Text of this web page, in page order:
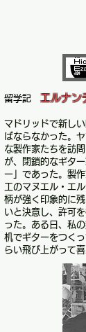
留学記 エルナン
マドリッドで新し
ばならなかった。
な製作家たちを訪
が、閉鎖的なギタ
ー」であった。製
工のマヌエル・エ
柄が強く印象的に
いと決意し、許可
った。ある日、私
机でギターをつく
らい飛び上がって喜